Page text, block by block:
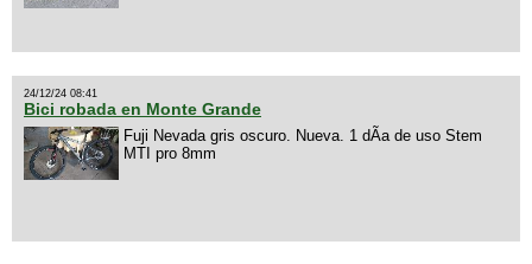
24/12/24 08:41
Bici robada en Monte Grande
Fuji Nevada gris oscuro. Nueva. 1 dÃ­a de uso Stem
MTI pro 8mm